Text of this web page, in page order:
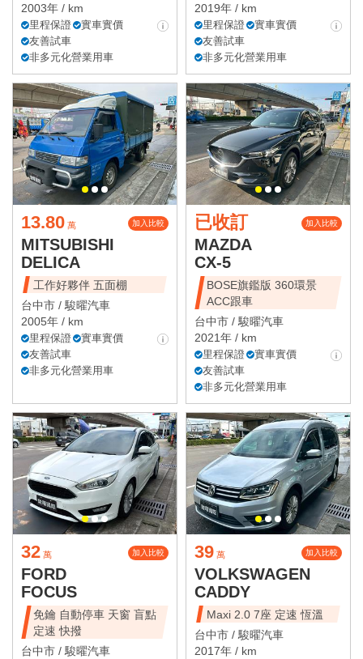
2003年 / km
里程保證
實車實價
友善試車
非多元化營業用車
2019年 / km
里程保證
實車實價
友善試車
非多元化營業用車
13.80 萬 加入比較
MITSUBISHI
DELICA
工作好夥伴 五面棚
台中市 /駿曜汽車
2005年 / km
里程保證
實車實價
友善試車
非多元化營業用車
已收訂 加入比較
MAZDA
CX-5
BOSE旗鑑版 360環景
ACC跟車
台中市 /駿曜汽車
2021年 / km
里程保證
實車實價
友善試車
非多元化營業用車
32 萬 加入比較
FORD
FOCUS
免鑰 自動停車 天窗 盲點
定速 快撥
台中市 /駿曜汽車
39 萬 加入比較
VOLKSWAGEN
CADDY
Maxi 2.0 7座 定速 恆溫
台中市 /駿曜汽車
2017年 / km